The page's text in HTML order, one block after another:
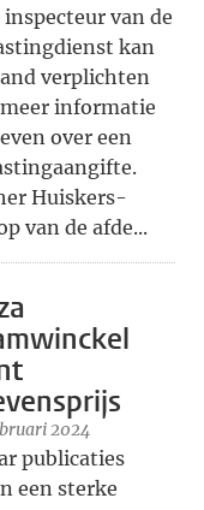
inspecteur van de
kan
verplichten
informatie
over een
Huiskers-
van de afde...
2024
publicaties
een sterke